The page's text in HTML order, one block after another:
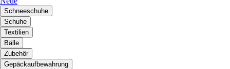
Schneeschuhe
Schuhe
Textilien
Bälle
Zubehör
Gepäckaufbewahrung